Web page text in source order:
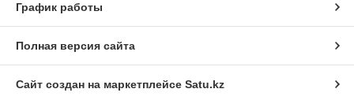
График работы
Полная версия сайта
Сайт создан на маркетплейсе Satu.kz